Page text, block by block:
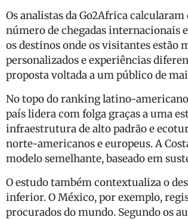
Os analistas da Go2Africa
número de chegadas internacionais
os destinos onde os visitantes estão
personalizados e experiências
proposta voltada a um público de
No topo do ranking latino-americano
país lidera com folga graças a uma
infraestrutura de alto padrão e
norte-americanos e europeus. A
modelo semelhante, baseado em
O estudo também contextualiza o
inferior. O México, por exemplo,
procurados do mundo. Segundo os